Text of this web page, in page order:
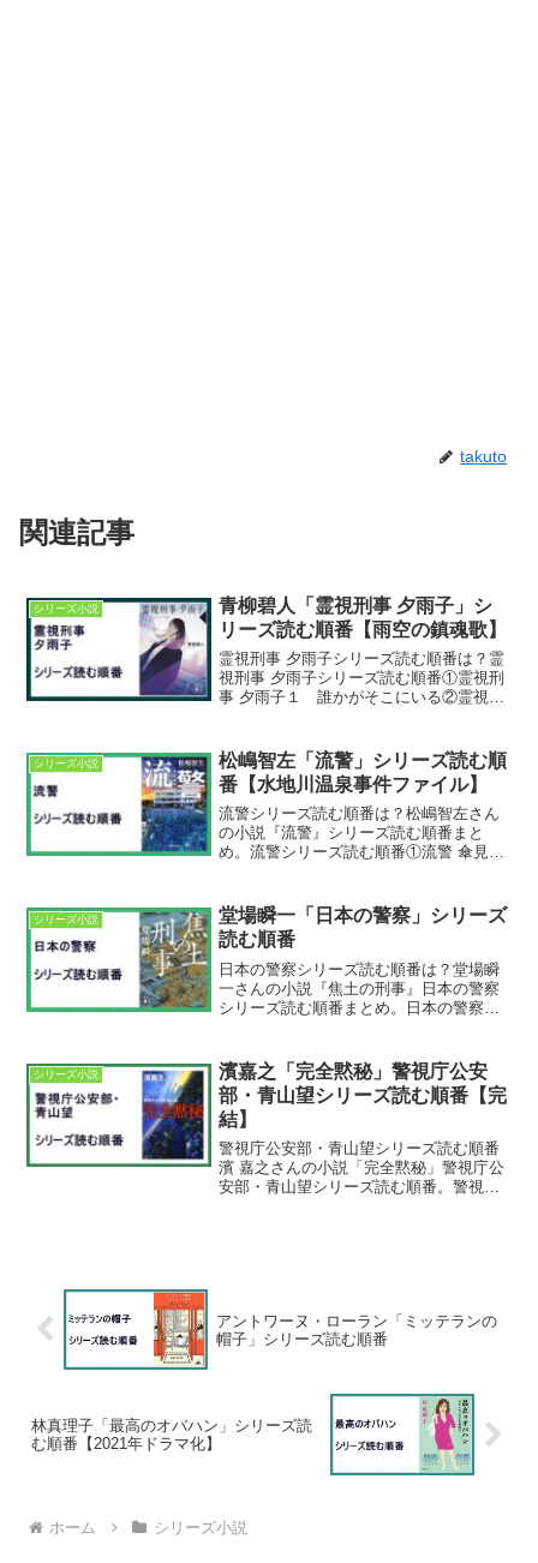
takuto
関連記事
シリーズ小説
青柳碧人「霊視刑事 夕雨子」シ
リーズ読む順番【雨空の鎮魂歌】
霊視刑事 夕雨子シリーズ読む順番は？霊
視刑事 夕雨子シリーズ読む順番①霊視刑
事 夕雨子１ 誰かがそこにいる②霊視刑
夕雨子２ 雨空の鎮魂歌」。2021年2月発
売。霊視...
シリーズ小説
松嶋智左「流警」シリーズ読む順
番【水地川温泉事件ファイル】
流警シリーズ読む順番は？松嶋智左さん
の小説『流警』シリーズ読む順番まと
め。流警シリーズ読む順番①流警 傘見警
新刊は『流警 水地川温泉事件ファイ
ル』。2025年8月2...
シリーズ小説
堂場瞬一「日本の警察」シリーズ
読む順番
日本の警察シリーズ読む順番は？堂場瞬
一さんの小説『焦土の刑事』日本の警察
シリーズ読む順番まとめ。日本の警察シ
鷹の飛翔単行本最新刊は『鷹の飛翔』。
2024年7月31日発売...
シリーズ小説
濱嘉之「完全黙秘」警視庁公安
部・青山望シリーズ読む順番【完
結】
警視庁公安部・青山望シリーズ読む順番
濱 嘉之さんの小説「完全黙秘」警視庁公
安部・青山望シリーズ読む順番。警視庁
アントワーヌ・ローラン「ミッテランの
帽子」シリーズ読む順番
林真理子「最高のオバハン」シリーズ読
む順番【2021年ドラマ化】
ホーム シリーズ小説